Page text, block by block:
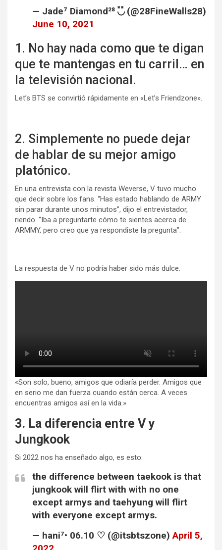
— Jade⁷ Diamond²⁸ ◟̽◞̽ (@28FineWalls28)
June 10, 2021
1. No hay nada como que te digan
que te mantengas en tu carril… en
la televisión nacional.
Let’s BTS se convirtió rápidamente en «Let’s Friendzone».
2. Simplemente no puede dejar
de hablar de su mejor amigo
platónico.
En una entrevista con la revista Weverse, V tuvo mucho
que decir sobre los fans. “Has estado hablando de ARMY
sin parar durante unos minutos”, dijo el entrevistador,
riendo. “Iba a preguntarte cómo te sientes acerca de
ARMMY, pero creo que ya respondiste la pregunta”.
La respuesta de V no podría haber sido más dulce.
«Son solo, bueno, amigos que odiaría perder. Amigos que
en serio me dan fuerza cuando están cerca. A veces
encuentras amigos así en la vida.»
3. La diferencia entre V y
Jungkook
Si 2022 nos ha enseñado algo, es esto:
the difference between taekook is that
jungkook will flirt with with no one
except armys and taehyung will flirt
with everyone except armys.
— hani⁷• 06.10 ♡ (@itsbtszone)April 5,